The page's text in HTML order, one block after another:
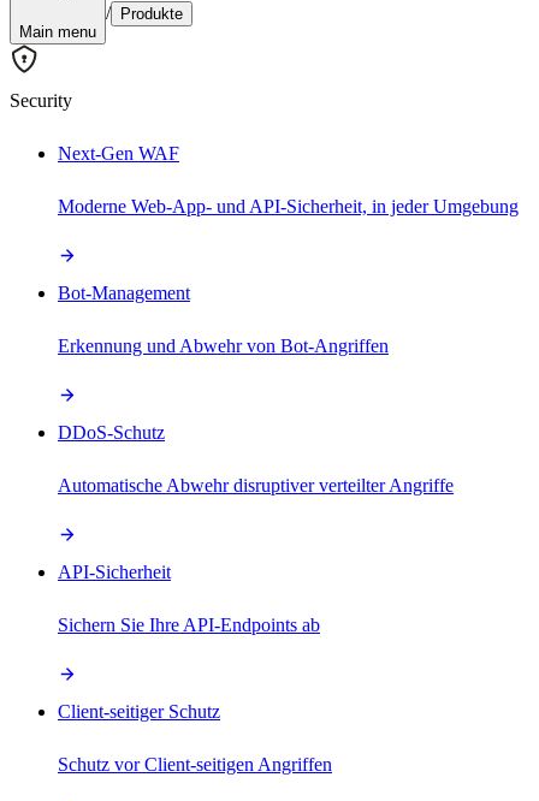
Main menu
/ Produkte
Security
Next-Gen WAF
Moderne Web-App- und API-Sicherheit, in jeder Umgebung
Bot-Management
Erkennung und Abwehr von Bot-Angriffen
DDoS-Schutz
Automatische Abwehr disruptiver verteilter Angriffe
API-Sicherheit
Sichern Sie Ihre API-Endpoints ab
Client-seitiger Schutz
Schutz vor Client-seitigen Angriffen